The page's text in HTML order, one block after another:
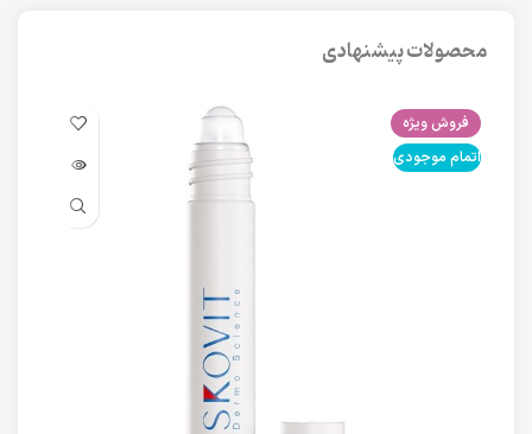
محصولات پیشنهادی
فروش ویژه
اتمام موجودی